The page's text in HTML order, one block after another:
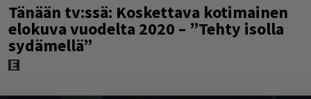
Tänään tv:ssä: Koskettava kotimainen
elokuva vuodelta 2020 – ”Tehty isolla
sydämellä”